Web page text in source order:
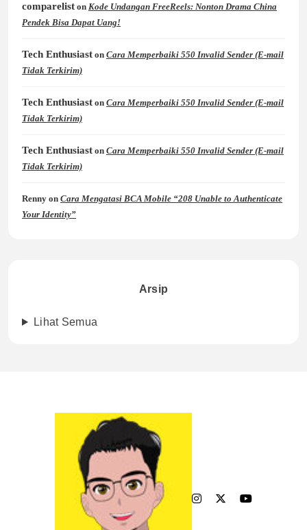
comparelist on Kode Undangan FreeReels: Nonton Drama China
Pendek Bisa Dapat Uang!
Tech Enthusiast on Cara Memperbaiki 550 Invalid Sender (E-mail
Tidak Terkirim)
Tech Enthusiast on Cara Memperbaiki 550 Invalid Sender (E-mail
Tidak Terkirim)
Tech Enthusiast on Cara Memperbaiki 550 Invalid Sender (E-mail
Tidak Terkirim)
Renny on Cara Mengatasi BCA Mobile “208 Unable to Authenticate
Your Identity”
Arsip
Lihat Semua